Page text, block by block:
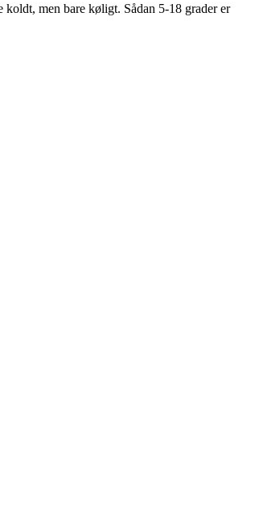
men bare køligt. Sådan 5-18 grader er